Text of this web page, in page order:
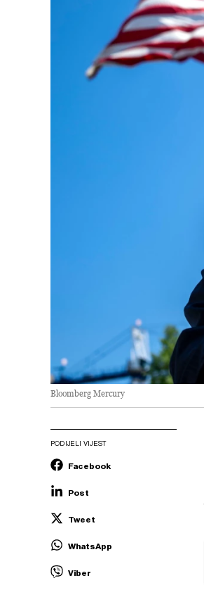
Bloomberg Mercury
PODIJELI VIJEST
Facebook
Post
Tweet
WhatsApp
Viber